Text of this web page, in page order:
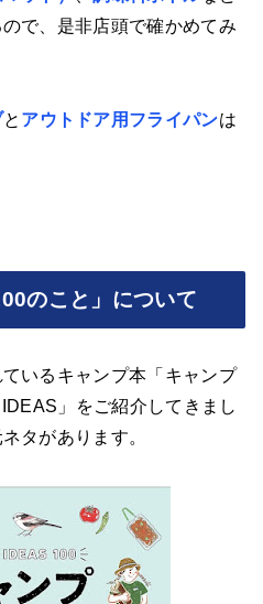
で、是非店頭で確かめてみ
と アウトドア用フライパンは
のこと」について
いるキャンプ本「キャンプ
」をご紹介してきまし
タがあります。